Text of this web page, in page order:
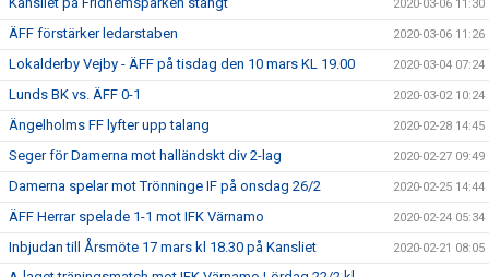
2020-03-06 11:30
ÄFF förstärker ledarstaben 2020-03-06 11:26
Lokalderby Vejby - ÄFF på tisdag den 10 mars KL 19.00 2020-03-04 07:24
Lunds BK vs. ÄFF 0-1 2020-03-02 10:24
Ängelholms FF lyfter upp talang 2020-02-28 14:45
Seger för Damerna mot halländskt div 2-lag 2020-02-27 09:49
Damerna spelar mot Trönninge IF på onsdag 26/2 2020-02-25 14:44
ÄFF Herrar spelade 1-1 mot IFK Värnamo 2020-02-24 05:34
Inbjudan till Årsmöte 17 mars kl 18.30 på Kansliet 2020-02-21 08:05